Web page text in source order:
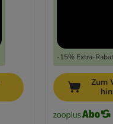
-15% Extra-
Zum